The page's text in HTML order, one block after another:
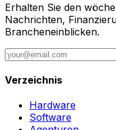
Erhalten Sie den
Nachrichten,
Brancheneinblicken.
Verzeichnis
Hardware
Software